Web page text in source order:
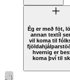
Ég er með föt,
annan textíl
vil koma til
hvernig er
koma því til